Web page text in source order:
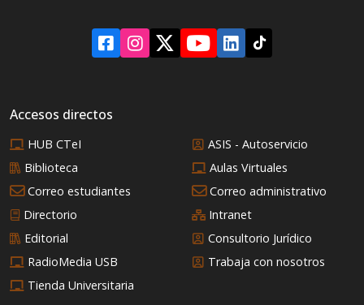
Accesos directos
HUB CTeI
ASIS - Autoservicio
Biblioteca
Aulas Virtuales
Correo estudiantes
Correo administrativo
Directorio
Intranet
Editorial
Consultorio Jurídico
RadioMedia USB
Trabaja con nosotros
Tienda Universitaria